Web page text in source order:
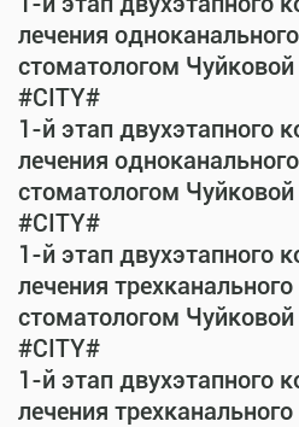
лечения
стоматологом
#CITY#
1-й этап двухэтапного
лечения
стоматологом
#CITY#
1-й этап двухэтапного
лечения
стоматологом
#CITY#
1-й этап двухэтапного
лечения